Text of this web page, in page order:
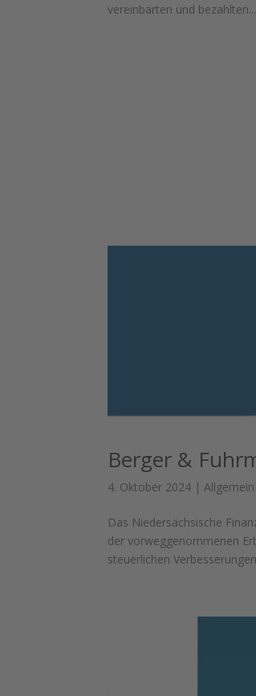
vereinbarten und bezahlten...
Berger &
4. Oktober 2024 |Allgemein
Das Niedersächsische
der vorweggenommenen
steuerlichen